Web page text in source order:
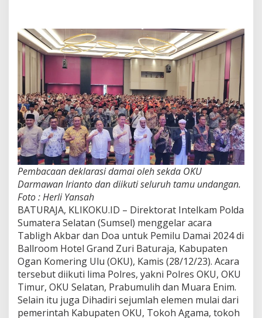
Sejuk
Pembacaan deklarasi damai oleh sekda OKU
Darmawan Irianto dan diikuti seluruh tamu undangan.
Foto : Herli Yansah
BATURAJA, KLIKOKU.ID – Direktorat Intelkam Polda
Sumatera Selatan (Sumsel) menggelar acara
Tabligh Akbar dan Doa untuk Pemilu Damai 2024 di
Ballroom Hotel Grand Zuri Baturaja, Kabupaten
Ogan Komering Ulu (OKU), Kamis (28/12/23). Acara
tersebut diikuti lima Polres, yakni Polres OKU, OKU
Timur, OKU Selatan, Prabumulih dan Muara Enim.
Selain itu juga Dihadiri sejumlah elemen mulai dari
pemerintah Kabupaten OKU, Tokoh Agama, tokoh